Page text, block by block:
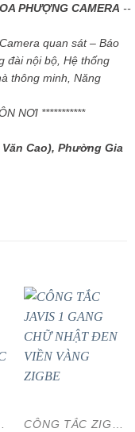
PHƯỢNG CAMERA --
quan sát – Báo
đài nội bộ, Hệ thống
thông minh, Năng
NƠI ***********
Cao), Phường Gia
NHẬT CÔNG TẮC ZIGBEE CHỮ NHẬT